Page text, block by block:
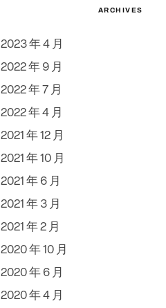
ARCHIVES
2023 年 4 月
2022 年 9 月
2022 年 7 月
2022 年 4 月
2021 年 12 月
2021 年 10 月
2021 年 6 月
2021 年 3 月
2021 年 2 月
2020 年 10 月
2020 年 6 月
2020 年 4 月